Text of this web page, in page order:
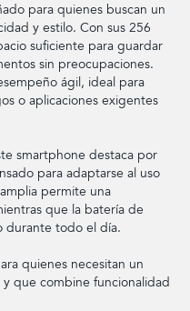
para quienes buscan un
y estilo. Con sus 256
suficiente para guardar
sin preocupaciones.
ágil, ideal para
o aplicaciones exigentes
smartphone destaca por
para adaptarse al uso
permite una
que la batería de
durante todo el día.
quienes necesitan un
que combine funcionalidad